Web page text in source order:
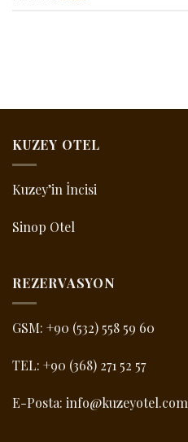
KUZEY OTEL
Kuzey’in İncisi
Sinop Otel
REZERVASYON
GSM: +90 (532) 558 59 60
TEL: +90 (368) 271 52 57
E-Posta: info@kuzeyotel.com